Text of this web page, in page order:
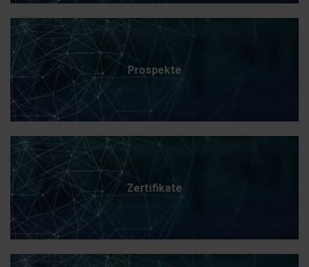
Prospekte
Zertifikate